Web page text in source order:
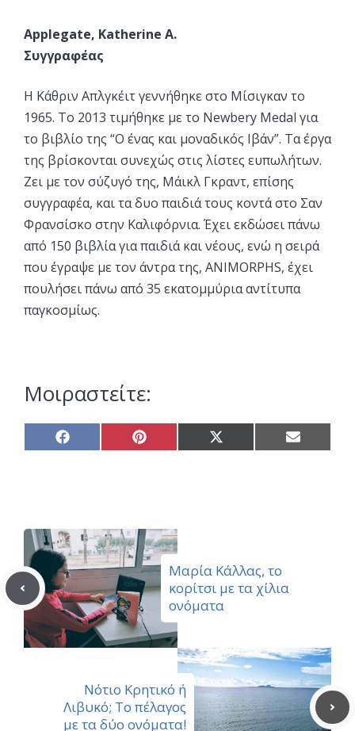
Applegate, Katherine A.
Συγγραφέας
Η Κάθριν Απλγκέιτ γεννήθηκε στο Μίσιγκαν το
1965. Το 2013 τιμήθηκε με το Newbery Medal για
το βιβλίο της “Ο ένας και μοναδικός Ιβάν”. Τα έργα
της βρίσκονται συνεχώς στις λίστες ευπωλήτων.
Ζει με τον σύζυγό της, Μάικλ Γκραντ, επίσης
συγγραφέα, και τα δυο παιδιά τους κοντά στο Σαν
Φρανσίσκο στην Καλιφόρνια. Έχει εκδώσει πάνω
από 150 βιβλία για παιδιά και νέους, ενώ η σειρά
που έγραψε με τον άντρα της, ANIMORPHS, έχει
πουλήσει πάνω από 35 εκατομμύρια αντίτυπα
παγκοσμίως.
Μοιραστείτε:
Share
on
Share
on
Share
on
Share
on
Μαρία Κάλλας, το
κορίτσι με τα χίλια
ονόματα
Νότιο Κρητικό ή
Λιβυκό; Το πέλαγος
με τα δύο ονόματα!